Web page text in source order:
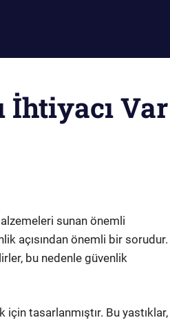
İhtiyacı Var
sunan önemli
açısından önemli bir sorudur.
bu nedenle güvenlik
için tasarlanmıştır. Bu yastıklar,